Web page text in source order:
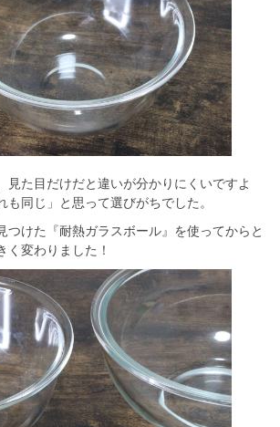
見た目だけだと違いが分かりにくいですよ
も同じ」と思って選びがちでした。
つけた『耐熱ガラスボール』を使ってからと
く変わりました！